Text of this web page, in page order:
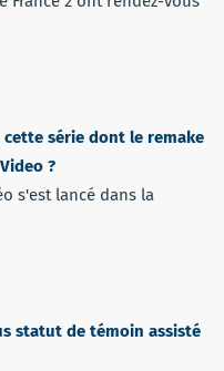
cette série dont le remake
?
s'est lancé dans la
statut de témoin assisté